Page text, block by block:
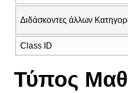
Διδάσκοντες άλλων
Class ID
Τύπος